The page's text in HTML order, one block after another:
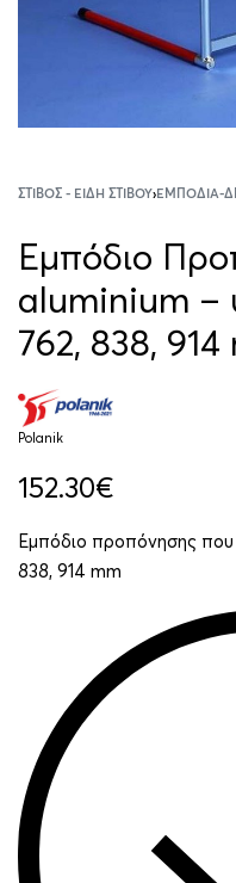
ΣΤΊΒΟΣ - ΕΊΔΗ ΣΤΊΒΟΥ›ΕΜΠΌΔΙΑ-
Εμπόδιο
aluminium –
762, 838, 914
Polanik
152.30€
Εμπόδιο προπόνησης που
838, 914 mm